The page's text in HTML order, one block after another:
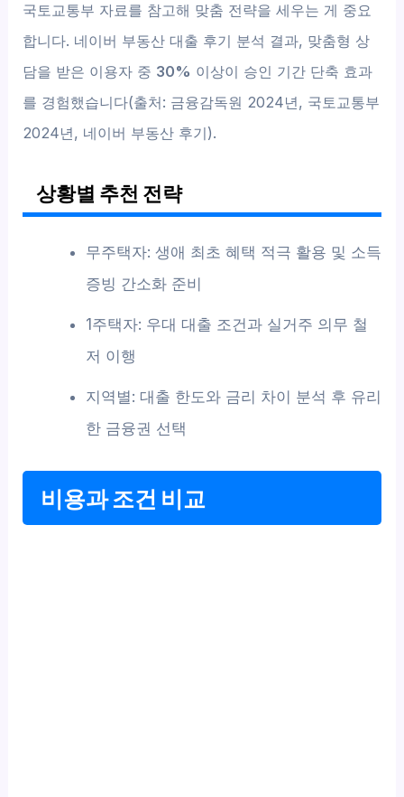
국토교통부 자료를 참고해 맞춤 전략을 세우는 게 중요
합니다. 네이버 부동산 대출 후기 분석 결과, 맞춤형 상
담을 받은 이용자 중 30% 이상이 승인 기간 단축 효과
를 경험했습니다(출처: 금융감독원 2024년, 국토교통부
2024년, 네이버 부동산 후기).
상황별 추천 전략
무주택자: 생애 최초 혜택 적극 활용 및 소득
증빙 간소화 준비
1주택자: 우대 대출 조건과 실거주 의무 철
저 이행
지역별: 대출 한도와 금리 차이 분석 후 유리
한 금융권 선택
비용과 조건 비교